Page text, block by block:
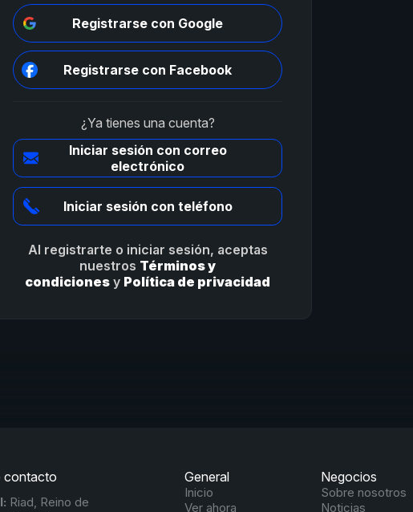
Registrarse con Google
Registrarse con Facebook
¿Ya tienes una cuenta?
Iniciar sesión con correo
electrónico
Iniciar sesión con teléfono
Al registrarte o iniciar sesión, aceptas
nuestros Términos y
condiciones y Política de privacidad
contacto
Riad, Reino de
General
Inicio
Ver ahora
Negocios
Sobre nosotros
Noticias